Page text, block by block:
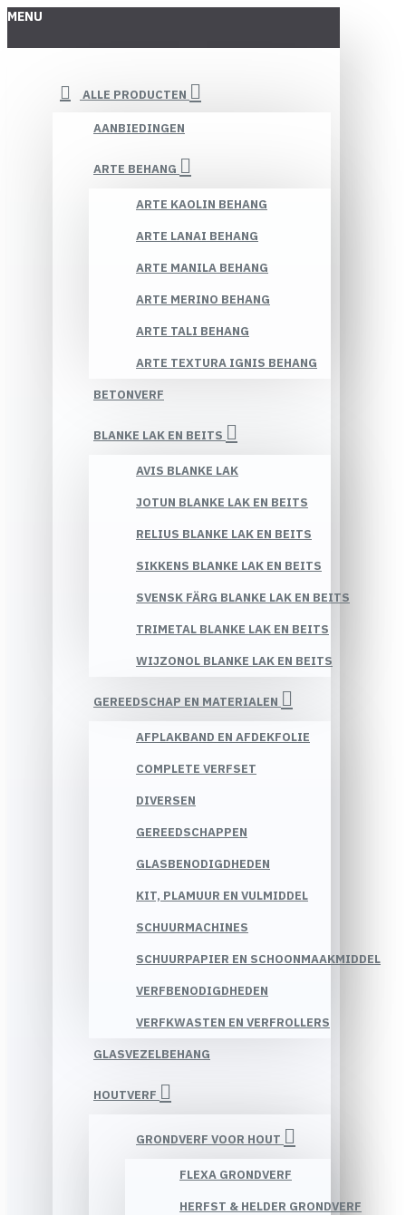
MENU
ALLE PRODUCTEN
AANBIEDINGEN
ARTE BEHANG
ARTE KAOLIN BEHANG
ARTE LANAI BEHANG
ARTE MANILA BEHANG
ARTE MERINO BEHANG
ARTE TALI BEHANG
ARTE TEXTURA IGNIS BEHANG
BETONVERF
BLANKE LAK EN BEITS
AVIS BLANKE LAK
JOTUN BLANKE LAK EN BEITS
RELIUS BLANKE LAK EN BEITS
SIKKENS BLANKE LAK EN BEITS
SVENSK FÄRG BLANKE LAK EN BEITS
TRIMETAL BLANKE LAK EN BEITS
WIJZONOL BLANKE LAK EN BEITS
GEREEDSCHAP EN MATERIALEN
AFPLAKBAND EN AFDEKFOLIE
COMPLETE VERFSET
DIVERSEN
GEREEDSCHAPPEN
GLASBENODIGDHEDEN
KIT, PLAMUUR EN VULMIDDEL
SCHUURMACHINES
SCHUURPAPIER EN SCHOONMAAKMIDDEL
VERFBENODIGDHEDEN
VERFKWASTEN EN VERFROLLERS
GLASVEZELBEHANG
HOUTVERF
GRONDVERF VOOR HOUT
FLEXA GRONDVERF
HERFST & HELDER GRONDVERF